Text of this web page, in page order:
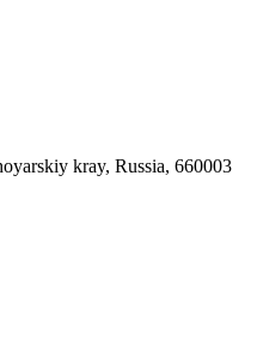
kray, Russia, 660003